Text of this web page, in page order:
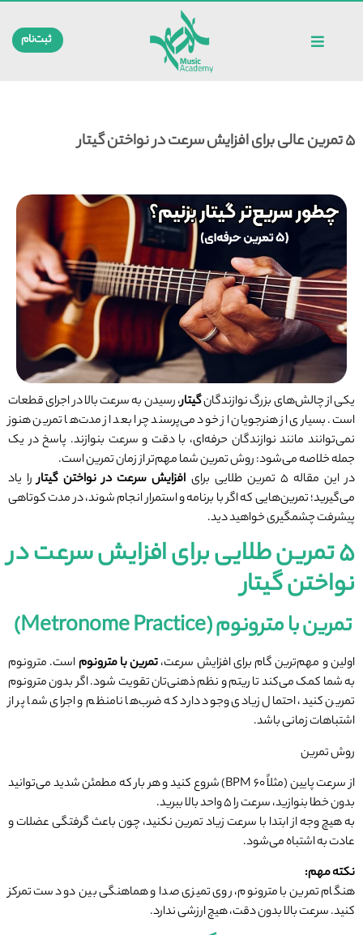
ثبت‌نام
۵ تمرین عالی برای افزایش سرعت در نواختن گیتار
یکی از چالش‌های بزرگ نوازندگانگیتار، رسیدن به سرعت بالا در اجرای قطعات
است. بسیاری از هنرجویان از خود می‌پرسند چرا بعد از مدت‌ها تمرین هنوز
نمی‌توانند مانند نوازندگان حرفه‌ای، با دقت و سرعت بنوازند. پاسخ در یک
جمله خلاصه می‌شود: روش تمرین شما مهم‌تر از زمان تمرین است.
در این مقاله ۵ تمرین طلایی برای
افزایش سرعت در نواختن گیتاررا یاد
می‌گیرید؛ تمرین‌هایی که اگر با برنامه و استمرار انجام شوند، در مدت کوتاهی
پیشرفت چشمگیری خواهید دید.
۵ تمرین طلایی برای افزایش سرعت در
نواختن گیتار
تمرین با مترونوم (Metronome Practice)
اولین و مهم‌ترین گام برای افزایش سرعت،تمرین با مترونوماست. مترونوم
به شما کمک می‌کند تا ریتم و نظم ذهنی‌تان تقویت شود. اگر بدون مترونوم
تمرین کنید، احتمال زیادی وجود دارد که ضرب‌ها نامنظم و اجرای شما پر از
اشتباهات زمانی باشد.
روش تمرین
از سرعت پایین (مثلاً ۶۰ BPM) شروع کنید و هر بار که مطمئن شدید می‌توانید
بدون خطا بنوازید، سرعت را ۵ واحد بالا ببرید.
به هیچ وجه از ابتدا با سرعت زیاد تمرین نکنید، چون باعث گرفتگی عضلات و
عادت به اشتباه می‌شود.
نکته مهم:
هنگام تمرین با مترونوم، روی تمیزی صدا و هماهنگی بین دو دست تمرکز
کنید. سرعت بالا بدون دقت، هیچ ارزشی ندارد.